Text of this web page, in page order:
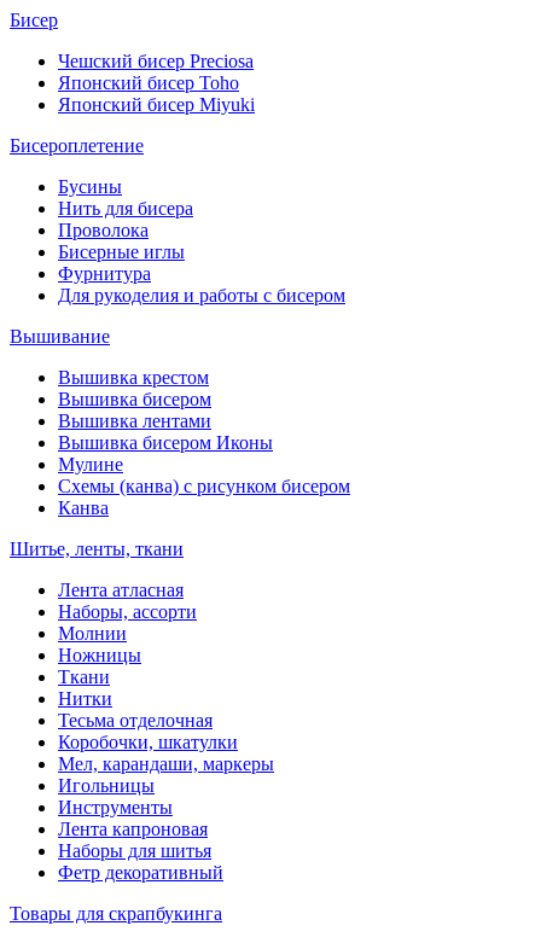
Бисер
Чешский бисер Preciosa
Японский бисер Toho
Японский бисер Miyuki
Бисероплетение
Бусины
Нить для бисера
Проволока
Бисерные иглы
Фурнитура
Для рукоделия и работы с бисером
Вышивание
Вышивка крестом
Вышивка бисером
Вышивка лентами
Вышивка бисером Иконы
Мулине
Схемы (канва) с рисунком бисером
Канва
Шитье, ленты, ткани
Лента атласная
Наборы, ассорти
Молнии
Ножницы
Ткани
Нитки
Тесьма отделочная
Коробочки, шкатулки
Мел, карандаши, маркеры
Игольницы
Инструменты
Лента капроновая
Наборы для шитья
Фетр декоративный
Товары для скрапбукинга